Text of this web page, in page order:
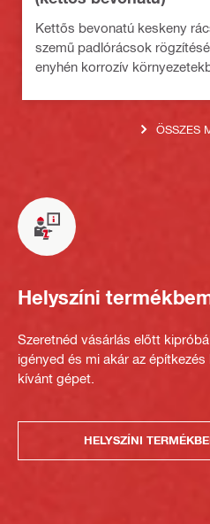
Kettős bevonatú keskeny
szemű padlórácsok
enyhén korrozív
ÖSSZES
Helyszíni
Szeretnéd vásárlás előtt
igényed és mi akár az
kívánt gépet.
HELYSZÍNI